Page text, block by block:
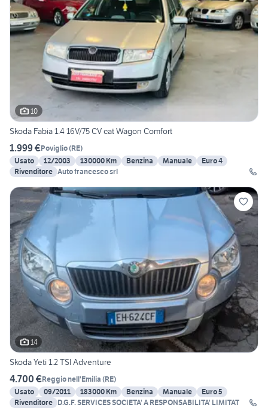
10
Skoda Fabia 1.4 16V/75 CV cat Wagon Comfort
1.999 €Poviglio(RE)
Usato
12/2003 130000 Km Benzina Manuale
Euro 4
Rivenditore Auto francesco srl
14
Skoda Yeti 1.2 TSI Adventure
4.700 €Reggio nell'Emilia (RE)
Usato
09/2011 183000 Km Benzina Manuale
Euro 5
Rivenditore D.G.F. SERVICES SOCIETA' A RESPONSABILITA' LIMITAT